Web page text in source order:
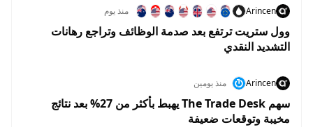
Arincen منذ يوم
وول ستريت ترتفع بعد صدمة الوظائف وتراجع رهانات
التشديد النقدي
Arincen منذ يومين
سهم The Trade Desk يهبط بأكثر من 27% بعد نتائج
مخيبة وتوقعات ضعيفة